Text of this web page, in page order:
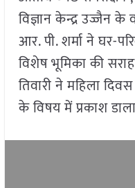
विज्ञान केन्द्र उज्जैन के
आर. पी. शर्मा ने घर-
विशेष भूमिका की
तिवारी ने महिला
के विषय में प्रकाश